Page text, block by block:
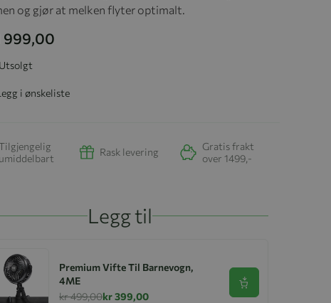
og gjør at melken flyter optimalt.
999,00
Utsolgt
i ønskeliste
umiddelbart
Rask levering
Gratis frakt
over 1499,-
Legg til
Premium Vifte Til Barnevogn,
4ME
kr 499,00kr 399,00
Se produkt